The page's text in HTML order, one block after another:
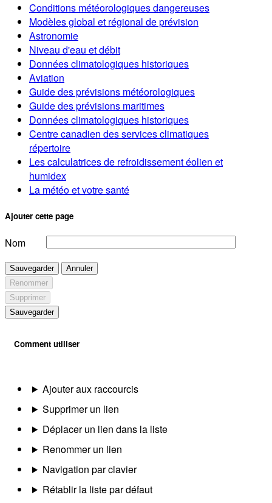
Conditions météorologiques dangereuses
Modèles global et régional de prévision
Astronomie
Niveau d'eau et débit
Données climatologiques historiques
Aviation
Guide des prévisions météorologiques
Guide des prévisions maritimes
Données climatologiques historiques
Centre canadien des services climatiques
répertoire
Les calculatrices de refroidissement éolien et
humidex
La météo et votre santé
Ajouter cette page
Nom
Sauvegarder
Annuler
Renommer
Supprimer
Sauvegarder
Comment utiliser
Ajouter aux raccourcis
Supprimer un lien
Déplacer un lien dans la liste
Renommer un lien
Navigation par clavier
Rétablir la liste par défaut